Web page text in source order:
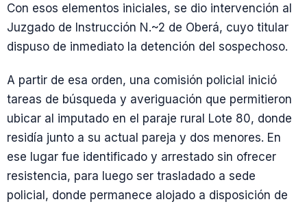
Con esos elementos iniciales, se dio intervención al
Juzgado de Instrucción N.~2 de Oberá, cuyo titular
dispuso de inmediato la detención del sospechoso.
A partir de esa orden, una comisión policial inició
tareas de búsqueda y averiguación que permitieron
ubicar al imputado en el paraje rural Lote 80, donde
residía junto a su actual pareja y dos menores. En
ese lugar fue identificado y arrestado sin ofrecer
resistencia, para luego ser trasladado a sede
policial, donde permanece alojado a disposición de